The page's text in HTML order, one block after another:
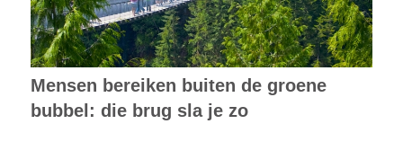
Mensen bereiken buiten de groene
bubbel: die brug sla je zo